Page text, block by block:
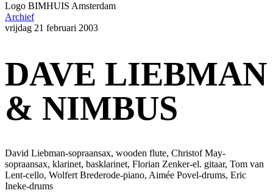
Logo BIMHUIS Amsterdam
Archief
vrijdag 21 februari 2003
DAVE LIEBMAN
& NIMBUS
David Liebman-sopraansax, wooden flute, Christof May-
sopraansax, klarinet, basklarinet, Florian Zenker-el. gitaar, Tom van
Lent-cello, Wolfert Brederode-piano, Aimée Povel-drums, Eric
Ineke-drums